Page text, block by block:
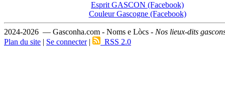
Esprit GASCON (Facebook)
Couleur Gascogne (Facebook)
2024-2026 — Gasconha.com - Noms e Lòcs - Nos lieux-dits
Plan du site | Se connecter| RSS 2.0